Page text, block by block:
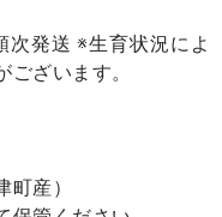
次発送 ※生育状況によ
ございます。
産）